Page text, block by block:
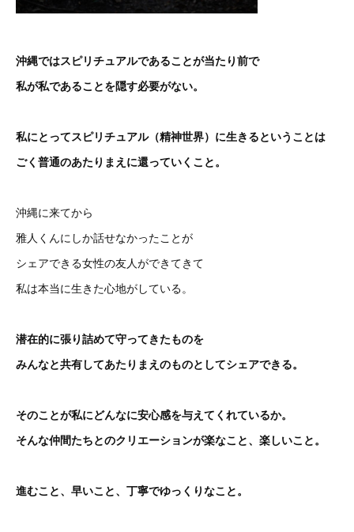
沖縄ではスピリチュアルであることが当たり前で
私が私であることを隠す必要がない。
私にとってスピリチュアル（精神世界）に生きるということは
ごく普通のあたりまえに還っていくこと。
沖縄に来てから
雅人くんにしか話せなかったことが
シェアできる女性の友人ができてきて
私は本当に生きた心地がしている。
潜在的に張り詰めて守ってきたものを
みんなと共有してあたりまえのものとしてシェアできる。
そのことが私にどんなに安心感を与えてくれているか。
そんな仲間たちとのクリエーションが楽なこと、楽しいこと。
進むこと、早いこと、丁寧でゆっくりなこと。